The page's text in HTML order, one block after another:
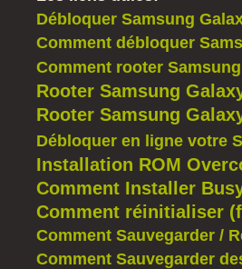
Débloquer Samsung
Comment débloquer
Comment rooter
Rooter Samsung
Rooter Samsung
Débloquer en ligne votre
Installation ROM
Comment Installer
Comment réinitialiser
Comment Sauvegarder /
Comment Sauvegarder